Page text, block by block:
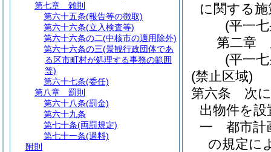
に関する
(平一
第二章
(平一
(禁止区域)
第六条
次
出物件を
一
都市計
の規定に
第七章
雑則
第六十五条(報告等の徴取)
第六十六条(立入検査等)
第六十六条の二(中核市の適用除外)
第六十六条の三(景観行政団体であ
る区市町村が処理する事務の範囲
等)
第六十七条(委任)
第八章
罰則
第六十八条(罰金)
第六十九条
第七十条(両罰規定)
第七十一条(過料)
附則